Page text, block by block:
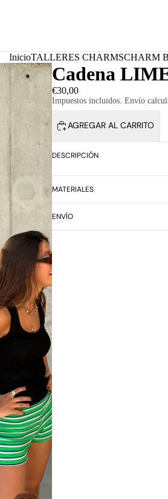
InicioTALLERES CHARMSCHARM
Cadena
€30,00
Impuestos incluidos. Envío
AGREGAR AL CARRITO
DESCRIPCIÓN
MATERIALES
ENVÍO